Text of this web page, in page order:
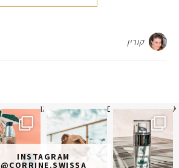
קורין
INSTAGRAM
@CORRINE.SWISSA
תמונה כבר חודשיים
איזו אהבתם יותר? הראשונה או